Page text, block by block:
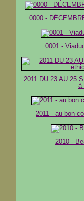
0000 -
0001 -
2011 DU 23 AU 25
à
2011 - au bon
2010 -